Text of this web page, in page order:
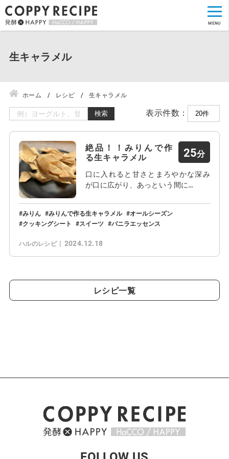
生キャラメル
ホーム レシピ 生キャラメル
検索 表示件数：
絶品！！みりんで作
る生キャラメル
25
口に入れると甘さとまろやかな深み
が口に広がり、あっという間に…
みりん みりんで作る生キャラメル
オールシーズン
クッキングシート
スイーツ バニラエッセンス
ハルのレシピ 2024.12.18
レシピ一覧